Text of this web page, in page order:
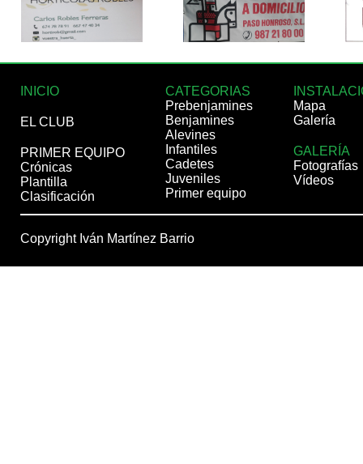
INICIO
EL CLUB
PRIMER EQUIPO
Crónicas
Plantilla
Clasificación
CATEGORIAS
Prebenjamines
Benjamines
Alevines
Infantiles
Cadetes
Juveniles
Primer equipo
Mapa
Galería
GALERÍA
Fotografías
Vídeos
Copyright Iván Martínez Barrio